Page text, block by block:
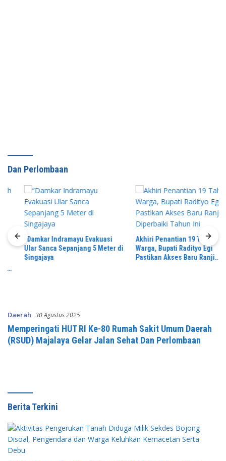
Dan Perlombaan
“Damkar Indramayu Evakuasi
Ular Sanca Sepanjang 5 Meter di
Singajaya
Akhiri Penantian 19 Tahun
Warga, Bupati Radityo Egi
Pastikan Akses Baru Ranji
Daerah 30 Agustus 2025
Memperingati HUT RI Ke-80 Rumah Sakit Umum Daerah
(RSUD) Majalaya Gelar Jalan Sehat Dan Perlombaan
Berita Terkini